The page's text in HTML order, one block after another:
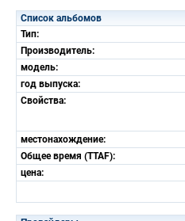
Список альбомов
Тип:
Производитель:
модель:
год выпуска:
Свойства:
местонахождение:
Общее время (TTAF):
цена: